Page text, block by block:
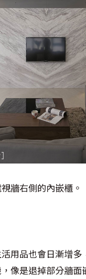
牆右側的內嵌櫃。
用品也會日漸增
像是退掉部分牆